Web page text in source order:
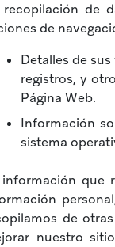
recopilación de
de
Detalles de
registros, y
Página Web.
Información
sistema
información que
de
nuestro